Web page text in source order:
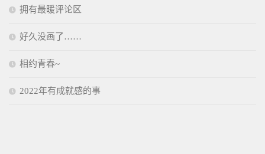
拥有最暖评论区
好久没画了……
相约青春~
2022年有成就感的事